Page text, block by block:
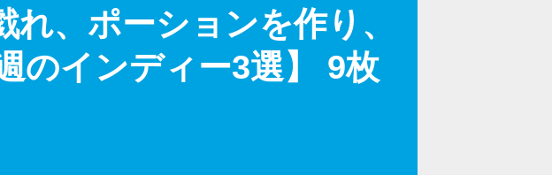
、ポーションを作り、
のインディー3選】 9枚